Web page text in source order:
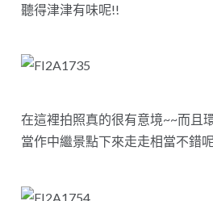
聽得津津有味呢!!
在這裡拍照真的很有意境~~而且
當作中繼景點下來走走相當不錯